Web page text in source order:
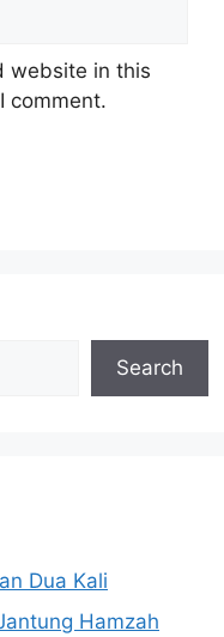
website in this
comment.
Search
Dua Kali
Hamzah